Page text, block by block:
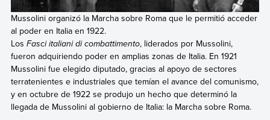
Mussolini organizó la Marcha sobre Roma que le permitió acceder
al poder en Italia en 1922.
Los Fasci italiani di combattimento, liderados por Mussolini,
fueron adquiriendo poder en amplias zonas de Italia. En 1921
Mussolini fue elegido diputado, gracias al apoyo de sectores
terratenientes e industriales que temían el avance del comunismo,
y en octubre de 1922 se produjo un hecho que determinó la
llegada de Mussolini al gobierno de Italia: la Marcha sobre Roma.